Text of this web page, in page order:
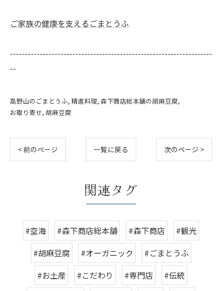
ご家族の健康を支えるごまとうふ
--------------------------------------------------------------------
--
高野山のごまとうふ 精進料理 森下商店総本舗の胡麻豆腐
お取り寄せ 胡麻豆腐
< 前のページ 一覧に戻る 次のページ >
関連タグ
#空海 #森下商店総本舗 #森下商店
#観光
#胡麻豆腐
#オーガニック
#ごまとうふ
#お土産
#こだわり #専門店
#伝統